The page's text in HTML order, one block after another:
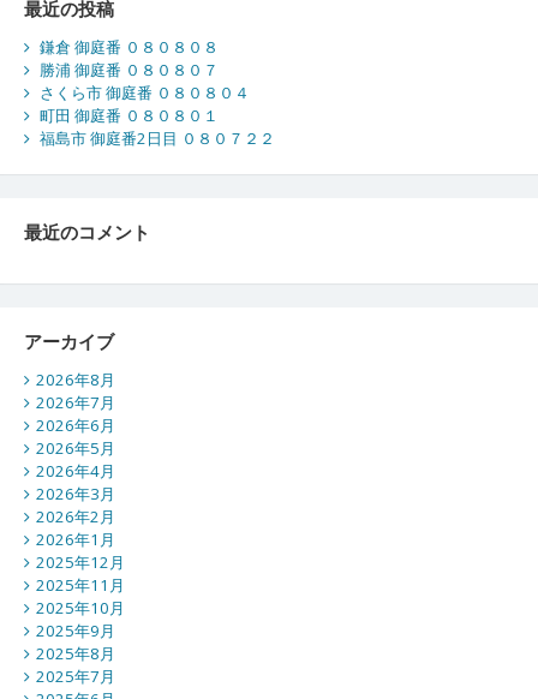
最近の投稿
鎌倉 御庭番 ０８０８０８
勝浦 御庭番 ０８０８０７
さくら市 御庭番 ０８０８０４
町田 御庭番 ０８０８０１
福島市 御庭番2日目 ０８０７２２
最近のコメント
アーカイブ
2026年8月
2026年7月
2026年6月
2026年5月
2026年4月
2026年3月
2026年2月
2026年1月
2025年12月
2025年11月
2025年10月
2025年9月
2025年8月
2025年7月